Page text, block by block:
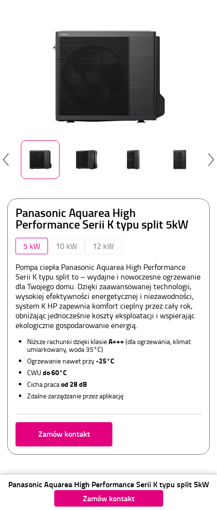
Panasonic Aquarea High
Performance Serii K typu split5kW
5 kW 10 kW
12 kW
Pompa ciepła Panasonic Aquarea High Performance
Serii K typu split to – wydajne i nowoczesne ogrzewanie
dla Twojego domu. Dzięki zaawansowanej technologii,
wysokiej efektywności energetycznej i niezawodności,
system K HP zapewnia komfort cieplny przez cały rok,
obniżając jednocześnie koszty eksploatacji i wspierając
ekologiczne gospodarowanie energią.
Niższe rachunki dzięki klasieA+++(dla ogrzewania, klimat
umiarkowany, woda 35°C)
Ogrzewanie nawet przy-25°C
CWU do 60°C
Cicha pracaod 28 dB
Zdalne zarządzanie przez aplikację
Zamów kontakt
Panasonic Aquarea High Performance Serii K typu split 5kW
Zamów kontakt